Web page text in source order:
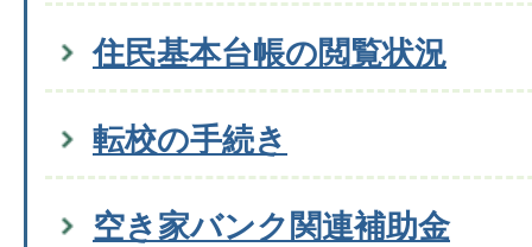
住民基本台帳の閲覧状況
転校の手続き
空き家バンク関連補助金